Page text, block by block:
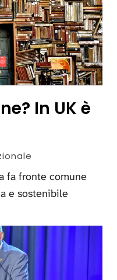
In UK è
fa fronte comune
e sostenibile